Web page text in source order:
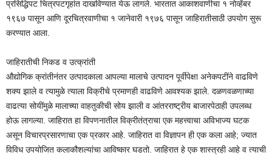
प्रसिद्धिपट चित्रपटगृहांत दाखविण्यात येऊ लागले. भारतात आकाशवाणीचा १ नोव्हेंबर
१९६७ पासून आणि दूरचित्रवाणीचा १ जानेवारी १९७६ पासून जाहिरातीसाठी उपयोग सुरू
करण्यात आला.
जाहिरातीची निकड व उत्क्रांती
औद्योगिक क्रांतीनंतर उत्पादकाला आपल्या मालाचे उत्पादन पूर्वीपेक्षा अनेकपटींने वाढविणे
शक्य झाले व त्यामुळे त्याला विक्रीचे प्रमाणही वाढविणे आवश्यक झाले. दळणवळणाच्या
वाढत्या सोयींमुळे मालाच्या वाहतुकीची सोय झाली व आंतरराष्ट्रीय बाजारपेठाही उपलब्ध
होऊ लागल्या. जाहिरात हा विपणनातील विक्रीतंत्राचा एक महत्त्वाचा अविभाज्य घटक
असून विचारप्रसारणाचा एक प्रकार आहे. जाहिरात वा विज्ञापन ही एक कला आहे; ज्यात
विविध उपयोजित कलाकौशल्यांचा आविष्कार घडतो. जाहिरात हे एक शास्त्रही आहे व त्याची